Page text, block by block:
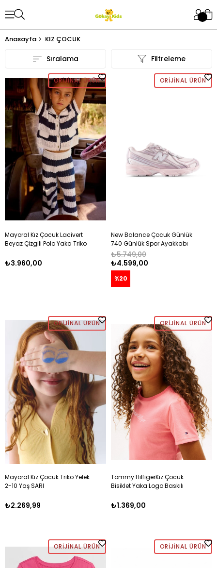
Anasayfa KIZ ÇOCUK
Filtreleme
Sıralama
ORIJINAL ÜRÜN
Mayoral Kız Çocuk Lacivert
Beyaz Çizgili Polo Yaka Triko
BEJ
₺3.960,00
ORIJINAL ÜRÜN
New Balance Çocuk Günlük
740 Günlük Spor Ayakkabı
28-35 PEMBE
₺4.599,00
₺5.749,00
%20
ORIJINAL ÜRÜN
Mayoral Kız Çocuk Triko Yelek
2-10 Yaş SARI
₺2.269,99
ORIJINAL ÜRÜN
Tommy HilfigerKız Çocuk
Bisiklet Yaka Logo Baskılı
PEMBE
₺1.369,00
ORIJINAL ÜRÜN ORIJINAL ÜRÜN